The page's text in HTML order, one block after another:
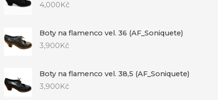
4,000Kč
Boty na flamenco vel. 36 (AF_Soniquete)
3,900Kč
Boty na flamenco vel. 38,5 (AF_Soniquete)
3,900Kč